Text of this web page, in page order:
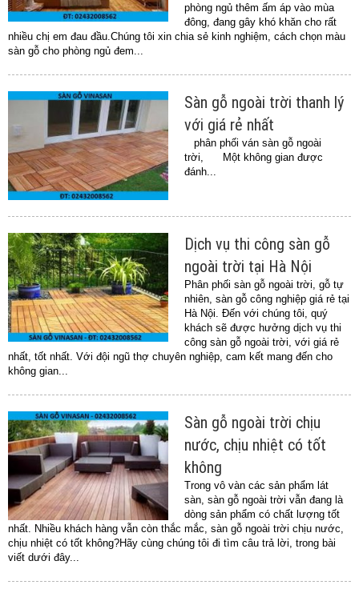
phòng ngủ thêm ấm áp vào mùa
đông, đang gây khó khăn cho rất
nhiều chị em đau đầu.Chúng tôi xin chia sẻ kinh nghiệm, cách chọn màu
sàn gỗ cho phòng ngủ đem...
Sàn gỗ ngoài trời thanh lý
với giá rẻ nhất
phân phối ván sàn gỗ ngoài
trời, Một không gian được
đánh...
Dịch vụ thi công sàn gỗ
ngoài trời tại Hà Nội
Phân phối sàn gỗ ngoài trời, gỗ tự
nhiên, sàn gỗ công nghiệp giá rẻ tại
Hà Nội. Đến với chúng tôi, quý
khách sẽ được hưởng dịch vụ thi
công sàn gỗ ngoài trời, với giá rẻ
nhất, tốt nhất. Với đội ngũ thợ chuyên nghiệp, cam kết mang đến cho
không gian...
Sàn gỗ ngoài trời chịu
nước, chịu nhiệt có tốt
không
Trong vô vàn các sản phẩm lát
sàn, sàn gỗ ngoài trời vẫn đang là
dòng sản phẩm có chất lượng tốt
nhất. Nhiều khách hàng vẫn còn thắc mắc, sàn gỗ ngoài trời chịu nước,
chịu nhiệt có tốt không?Hãy cùng chúng tôi đi tìm câu trả lời, trong bài
viết dưới đây...